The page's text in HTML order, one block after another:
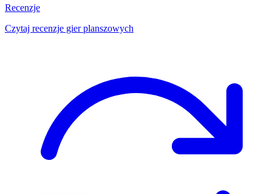
Recenzje
Czytaj recenzje gier planszowych